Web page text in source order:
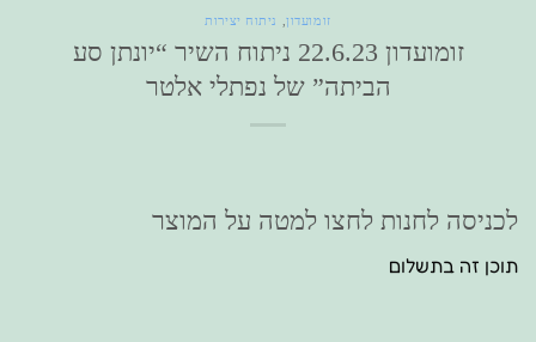
זומועדון, ניתוח יצירות
זומועדון 22.6.23 ניתוח השיר “יונתן סע
הביתה” של נפתלי אלטר
לכניסה לחנות לחצו למטה על המוצר
תוכן זה בתשלום